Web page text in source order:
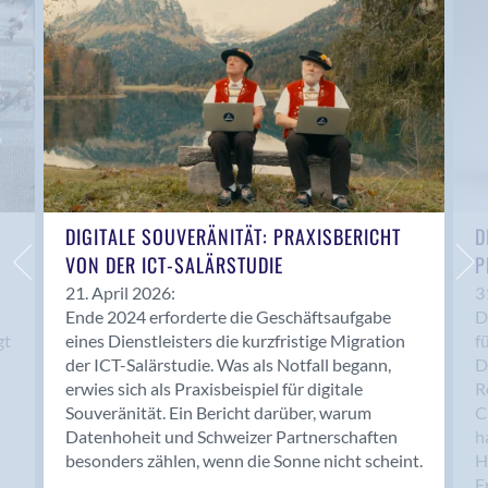
Anwil
Appenzell
Au SG
Baar
Baden
Balsthal
Balzers
Basel
Bassersdorf
Belp
Bendern
Benken (SG)
Bergdietikon
Berlin
Bern
Bern - Liebefeld
DIGITALE SOUVERÄNITÄT: PRAXISBERICHT
VON DER ICT-SALÄRSTUDIE
21. April 2026:
Ende 2024 erforderte die Geschäftsaufgabe
eines Dienstleisters die kurzfristige Migration
der ICT-Salärstudie. Was als Notfall begann,
erwies sich als Praxisbeispiel für digitale
Souveränität. Ein Bericht darüber, warum
Datenhoheit und Schweizer Partnerschaften
besonders zählen, wenn die Sonne nicht scheint.